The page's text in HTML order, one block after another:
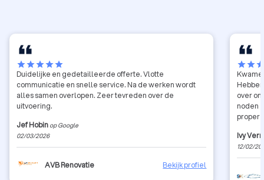
starstarstarstarstar
Duidelijke en gedetailleerde offerte. Vlotte
communicatie en snelle service. Na de werken wordt
alles samen overlopen. Zeer tevreden over de
uitvoering.
Jef Hobin op Google
02/03/2026
AVB Renovatie Bekijk profiel
starstar
over onze
noden
proper werk
Ivy
12/02/